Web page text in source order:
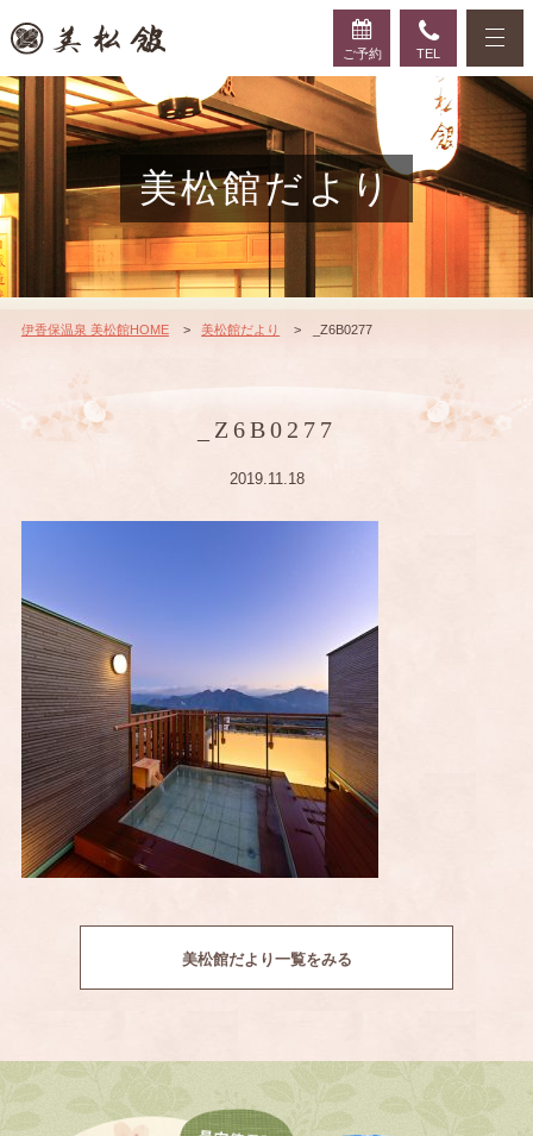
ご予約 TEL
美松館だより
伊香保温泉 美松館HOME 美松館だより _Z6B0277
_Z6B0277
2019.11.18
美松館だより一覧をみる